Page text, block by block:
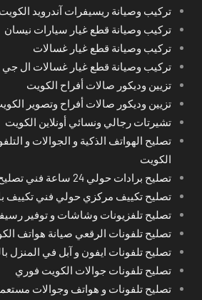
تركيب وصيانة ريسيفرات آندرويد الكويت
تركيب وصيانة قطع غيار سيارات نيسان
تركيب وصيانة قطع غيار غسالات
تركيب وصيانة قطع غيار غسالات ال جي
تزيين وديكور صالات أفراح الكويت
تزيين وديكور صالات أفراح وتصوير
تشيرتات رجالي ونسائي أونلاين الكويت
تصليح الهواتف الذكية و الجوالات و
الكويت
تصليح برادات حولي 24 ساعة فني تصليح برادات باكستاني
تصليح تكييف مركزي حولي فني تكييف
تصليح تلفزيونات وشاشات و توفير
تصليح تلفونات الرقعي صيانة هواتف
تصليح تلفونات ايفون و آبل في المنزل
تصليح تلفونات جوالات الكويت فوري
تصليح تلفونات و هواتف وجوالات